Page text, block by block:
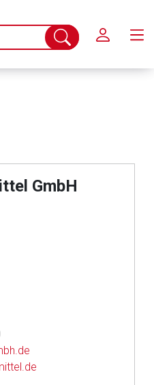
Suche
abschicken
GmbH